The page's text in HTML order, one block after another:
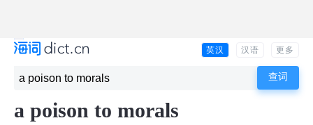
英汉 汉语 更多
a poison to morals